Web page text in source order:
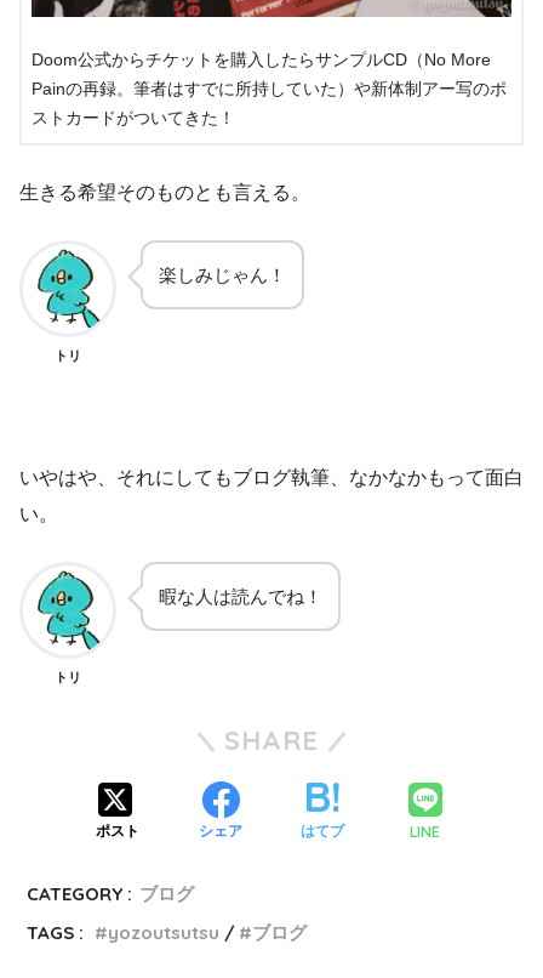
Doom公式からチケットを購入したらサンプルCD（No More
Painの再録。筆者はすでに所持していた）や新体制アー写のポ
ストカードがついてきた！
生きる希望そのものとも言える。
トリ
楽しみじゃん！
いやはや、それにしてもブログ執筆、なかなかもって面白
い。
トリ
暇な人は読んでね！
SHARE
ポスト シェア はてブ LINE
CATEGORY : ブログ
TAGS :
yozoutsutsu ブログ